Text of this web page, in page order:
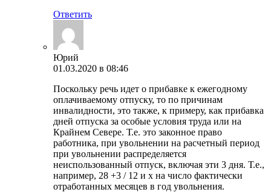
Ответить
Юрий
01.03.2020 в 08:46
Поскольку речь идет о прибавке к ежегодному
оплачиваемому отпуску, то по причинам
инвалидности, это также, к примеру, как прибавка
дней отпуска за особые условия труда или на
Крайнем Севере. Т.е. это законное право
работника, при увольнении на расчетный период
при увольнении распределяется
неиспользованный отпуск, включая эти 3 дня. Т.е.,
например, 28 +3 / 12 и х на число фактически
отработанных месяцев в год увольнения.